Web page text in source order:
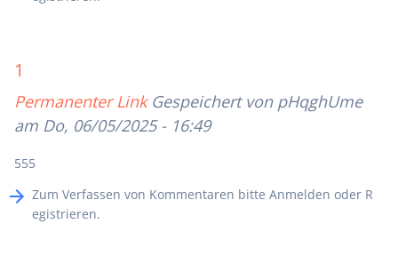
1
Permanenter Link Gespeichert von pHqghUme
am Do, 06/05/2025 - 16:49
555
Zum Verfassen von Kommentaren bitte Anmelden oder R
egistrieren.